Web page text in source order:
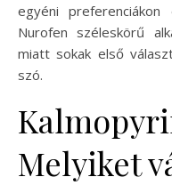
egyéni
Nurofen széleskörű
miatt sokak első
szó.
Melyiket